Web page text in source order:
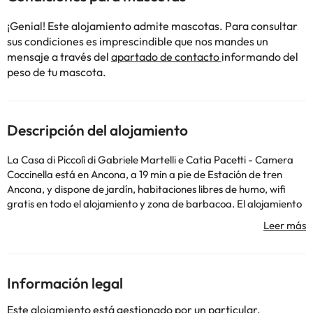
¡Genial! Este alojamiento admite mascotas. Para consultar
sus condiciones es imprescindible que nos mandes un
mensaje a través del apartado de contacto informando del
peso de tu mascota.
Descripción del alojamiento
La Casa di Piccolì di Gabriele Martelli e Catia Pacetti - Camera
Coccinella está en Ancona, a 19 min a pie de Estación de tren
Ancona, y dispone de jardín, habitaciones libres de humo, wifi
gratis en todo el alojamiento y zona de barbacoa. El alojamiento
se encuentra a 30 km de Santuario de la Santa Casa, a 36 km de
Casa Leopardi Museum y a 37 km de Senigallia Train Station. El
horno, hervidor, bidet, secador de pelo y armario. Las
habitaciones de este alojamiento tienen baño compartido con
ducha y zapatillas, y también cuentan con vistas al jardín. En el
Información legal
Este alojamiento está gestionado por un particular.